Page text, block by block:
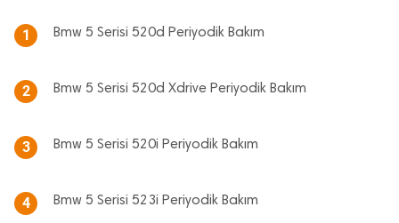
1 Bmw 5 Serisi 520d Periyodik Bakım
2 Bmw 5 Serisi 520d Xdrive Periyodik Bakım
3 Bmw 5 Serisi 520i Periyodik Bakım
4 Bmw 5 Serisi 523i Periyodik Bakım